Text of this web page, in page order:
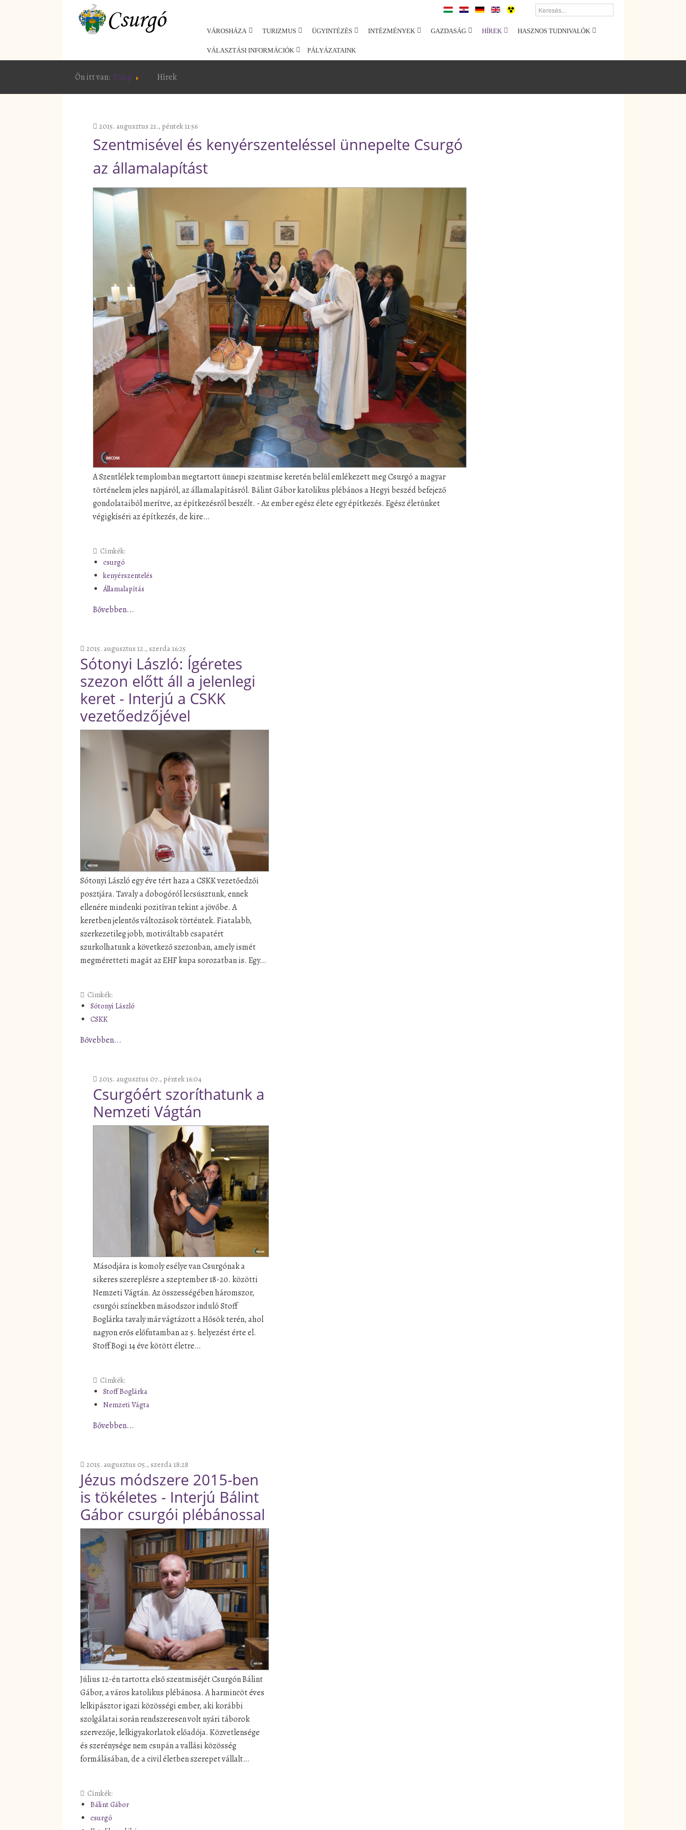
VÁROSHÁZA TURIZMUS ÜGYINTÉZÉS INTÉZMÉNYEK GAZDASÁG HÍREK HASZNOS TUDNIVALÓK
VÁLASZTÁSI INFORMÁCIÓK PÁLYÁZATAINK
Ön itt van: Főlap Hírek
2015. augusztus 21., péntek 11:56
Szentmisével és kenyérszenteléssel ünnepelte Csurgó
az államalapítást
A Szentlélek templomban megtartott ünnepi szentmise keretén belül emlékezett meg Csurgó a magyar
történelem jeles napjáról, az államalapításról. Bálint Gábor katolikus plébános a Hegyi beszéd befejező
gondolataiból merítve, az építkezésről beszélt. - Az ember egész élete egy építkezés. Egész életünket
végigkíséri az építkezés, de kire…
Címkék:
csurgó
kenyérszentelés
Államalapítás
Bővebben...
2015. augusztus 12., szerda 16:25
Sótonyi László: Ígéretes
szezon előtt áll a jelenlegi
keret - Interjú a CSKK
vezetőedzőjével
Sótonyi László egy éve tért haza a CSKK vezetőedzői
posztjára. Tavaly a dobogóról lecsúsztunk, ennek
ellenére mindenki pozitívan tekint a jövőbe. A
keretben jelentős változások történtek. Fiatalabb,
szerkezetileg jobb, motiváltabb csapatért
szurkolhatunk a következő szezonban, amely ismét
megméretteti magát az EHF kupa sorozatban is. Egy…
Címkék:
Sótonyi László
CSKK
Bővebben...
2015. augusztus 07., péntek 16:04
Csurgóért szoríthatunk a
Nemzeti Vágtán
Másodjára is komoly esélye van Csurgónak a
sikeres szereplésre a szeptember 18-20. közötti
Nemzeti Vágtán. Az összességében háromszor,
csurgói színekben másodszor induló Stoff
Boglárka tavaly már vágtázott a Hősök terén, ahol
nagyon erős előfutamban az 5. helyezést érte el.
Stoff Bogi 14 éve kötött életre…
Címkék:
Stoff Boglárka
Nemzeti Vágta
Bővebben...
2015. augusztus 05., szerda 18:28
Jézus módszere 2015-ben
is tökéletes - Interjú Bálint
Gábor csurgói plébánossal
Július 12-én tartotta első szentmiséjét Csurgón Bálint
Gábor, a város katolikus plébánosa. A harmincöt éves
lelkipásztor igazi közösségi ember, aki korábbi
szolgálatai során rendszeresen volt nyári táborok
szervezője, lelkigyakorlatok előadója. Közvetlensége
és szerénysége nem csupán a vallási közösség
formálásában, de a civil életben szerepet vállalt…
Címkék:
Bálint Gábor
csurgó